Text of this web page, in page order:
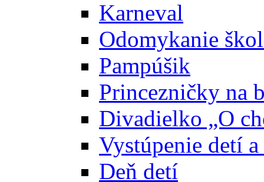
Karneval
Odomykanie
Pampúšik
Princezničky na
Divadielko „O
Vystúpenie detí
Deň detí